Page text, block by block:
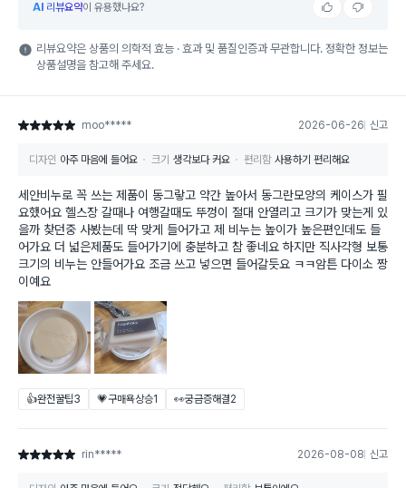
AI 리뷰요약이 유용했나요?
리뷰요약은 상품의 의학적 효능 · 효과 및 품질인증과 무관합니다. 정확한 정보는
상품설명을 참고해 주세요.
별점 5점 moo***** 2026-06-26 신고
디자인 아주 마음에 들어요 크기 생각보다 커요 편리함 사용하기 편리해요
세안비누로 꼭 쓰는 제품이 동그랗고 약간 높아서 동그란모양의 케이스가 필
요했어요 헬스장 갈때나 여행갈때도 뚜껑이 절대 안열리고 크기가 맞는게 있
을까 찾던중 사봤는데 딱 맞게 들어가고 제 비누는 높이가 높은편인데도 들
어가요 더 넓은제품도 들어가기에 충분하고 참 좋네요 하지만 직사각형 보통
크기의 비누는 안들어가요 조금 쓰고 넣으면 들어갈듯요 ㅋㅋ암튼 다이소 짱
이예요
👍완전꿀팁3 💗구매욕상승1 👀궁금증해결2
별점 5점 rin***** 2026-08-08 신고